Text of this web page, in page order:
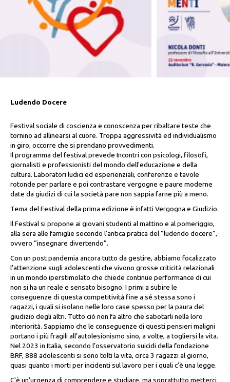
Ludendo Docere
Festival sociale di coscienza e conoscenza per ribaltare teste che
tornino ad allinearsi al cuore. Troppa aggressività ed individualismo
in giro, occorre che si prendano provvedimenti.
Il programma del festival prevede Incontri con psicologi, filosofi,
giornalisti e professionisti del mondo dell'educazione e della
cultura. Laboratori ludici ed esperienziali, conferenze e tavole
rotonde per parlare e poi contrastarevergogne e paure moderne
date da giudizi di cui la società pare non sappia farne più a meno.
Tema del Festival della prima edizione è infatti Vergogna e Giudizio.
Il Festival si propone ai giovani studenti al mattino e al pomeriggio,
alla sera alle famiglie secondo l'antica pratica del “ludendo docere”,
ovvero“insegnare divertendo”.
Con un post pandemia ancora tutto da gestire, abbiamo focalizzato
l’attenzione sugli adolescenti che vivono grosse criticità relazionali
in un mondo iperstimolato che chiede continue performance di cui
non si ha un reale e sensato bisogno. I primi a subire le
conseguenze di questa competitività fine a sé stessa sono i
ragazzi, i quali si isolano nelle loro case spesso per la paura del
giudizio degli altri. Tutto ciò non fa altro che sabotarli nella loro
interiorità. Sappiamo che le conseguenze di questi pensieri maligni
portano i più fragili all’autolesionismo sino, a volte, a togliersi la vita.
Nel 2023 in Italia, secondo l’osservatorio suicidi della fondazione
BRF, 888 adolescenti si sono tolti la vita, circa 3 ragazzi al giorno,
quasi quanto i morti per incidenti sul lavoro per i quali c’è una legge.
C'è un’urgenza di comprendere e studiare, ma soprattutto metterci